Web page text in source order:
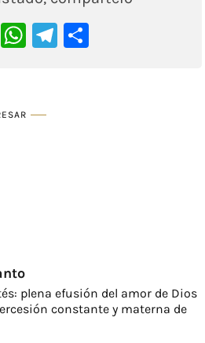
Facebook
WhatsApp
Telegram
plena efusión del amor de Dios
constante y materna de